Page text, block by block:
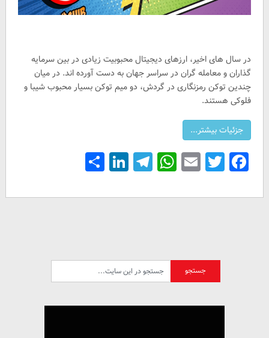
در سال های اخیر، ارزهای دیجیتال محبوبیت زیادی در بین سرمایه
گذاران و معامله گران در سراسر جهان به دست آورده اند. در میان
چندین توکن رمزنگاری در گردش، دو میم توکن بسیار محبوب شیبا و
فلوکی هستند.
Facebook
Twitter
Email
WhatsApp
Telegram
LinkedIn
Share